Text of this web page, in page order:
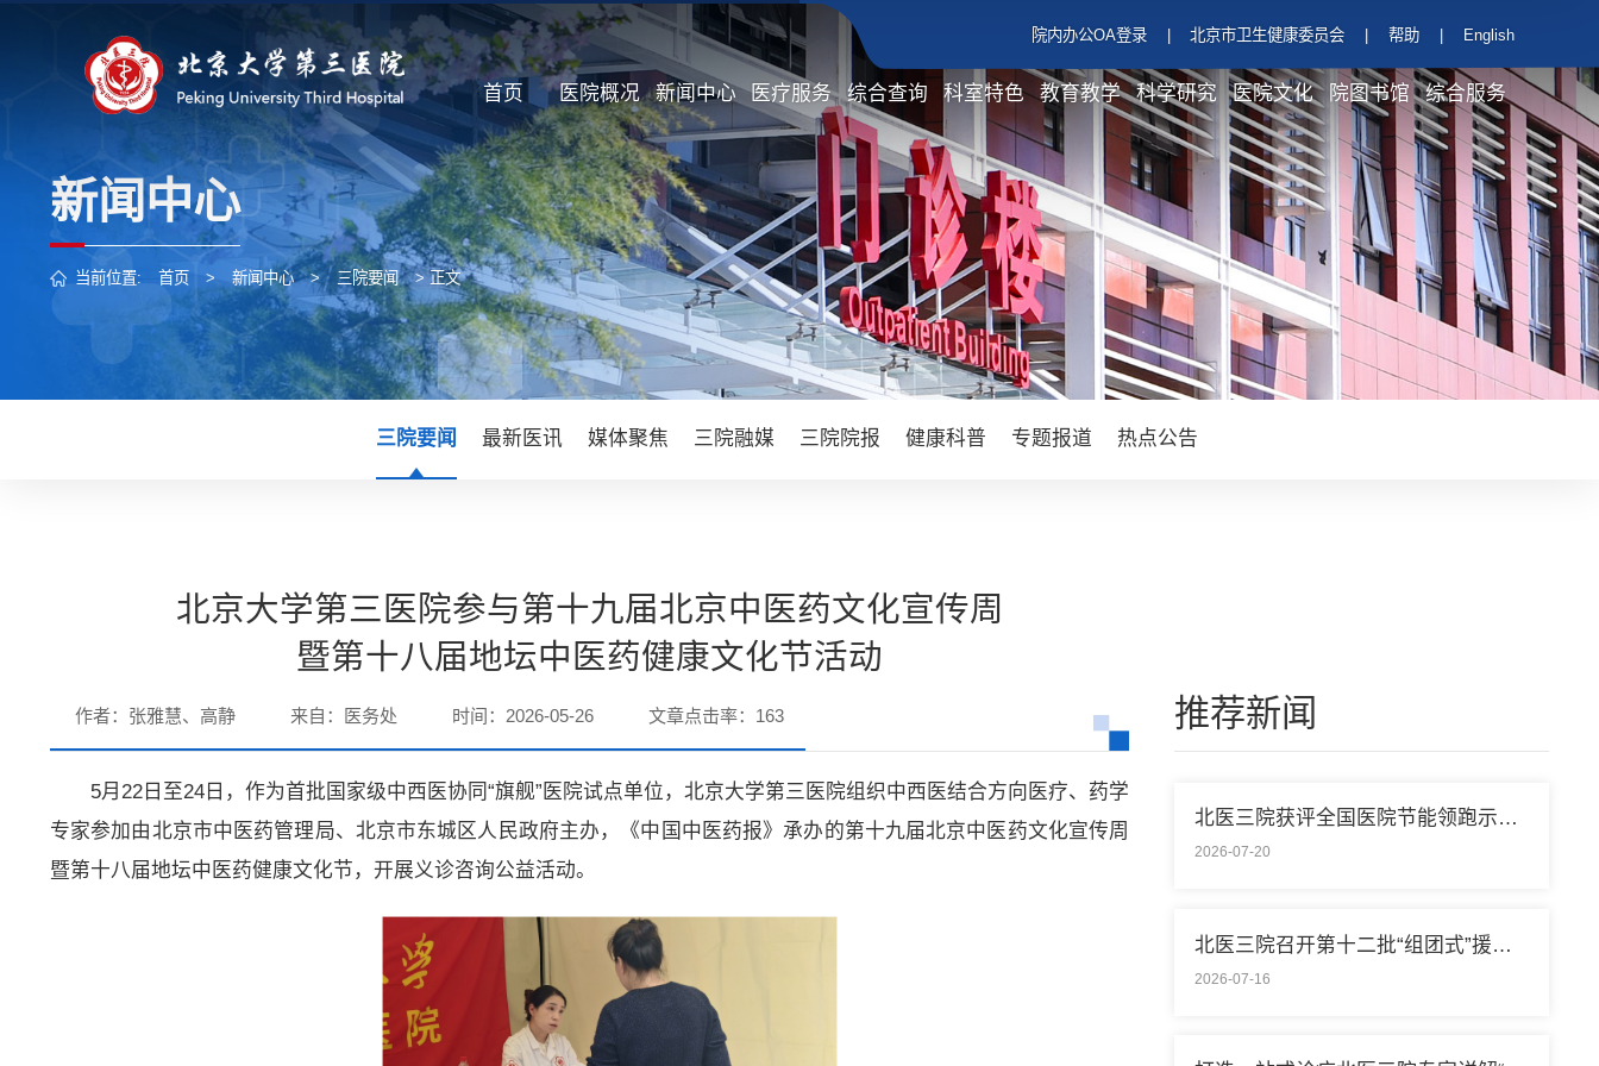
院内办公OA登录 北京市卫生健康委员会 帮助 English
首页 医院概况 新闻中心 医疗服务 综合查询 科室特色 教育教学 科学研究 医院文化 院图书馆 综合服务
新闻中心
当前位置: 首页 > 新闻中心 > 三院要闻 > 正文
三院要闻 最新医讯 媒体聚焦 三院融媒 三院院报 健康科普 专题报道 热点公告
北京大学第三医院参与第十九届北京中医药文化宣传周
暨第十八届地坛中医药健康文化节活动
作者：张雅慧、高静 来自：医务处 时间：2026-05-26 文章点击率： 163
5月22日至24日，作为首批国家级中西医协同“旗舰”医院试点单位，北京大学第三医院组织中西医结合方向医疗、药学
专家参加由北京市中医药管理局、北京市东城区人民政府主办，《中国中医药报》承办的第十九届北京中医药文化宣传周
暨第十八届地坛中医药健康文化节，开展义诊咨询公益活动。
推荐新闻
北医三院获评全国医院节能领跑示范单位称号
2026-07-20
北医三院召开第十二批“组团式”援藏医疗队欢送会
2026-07-16